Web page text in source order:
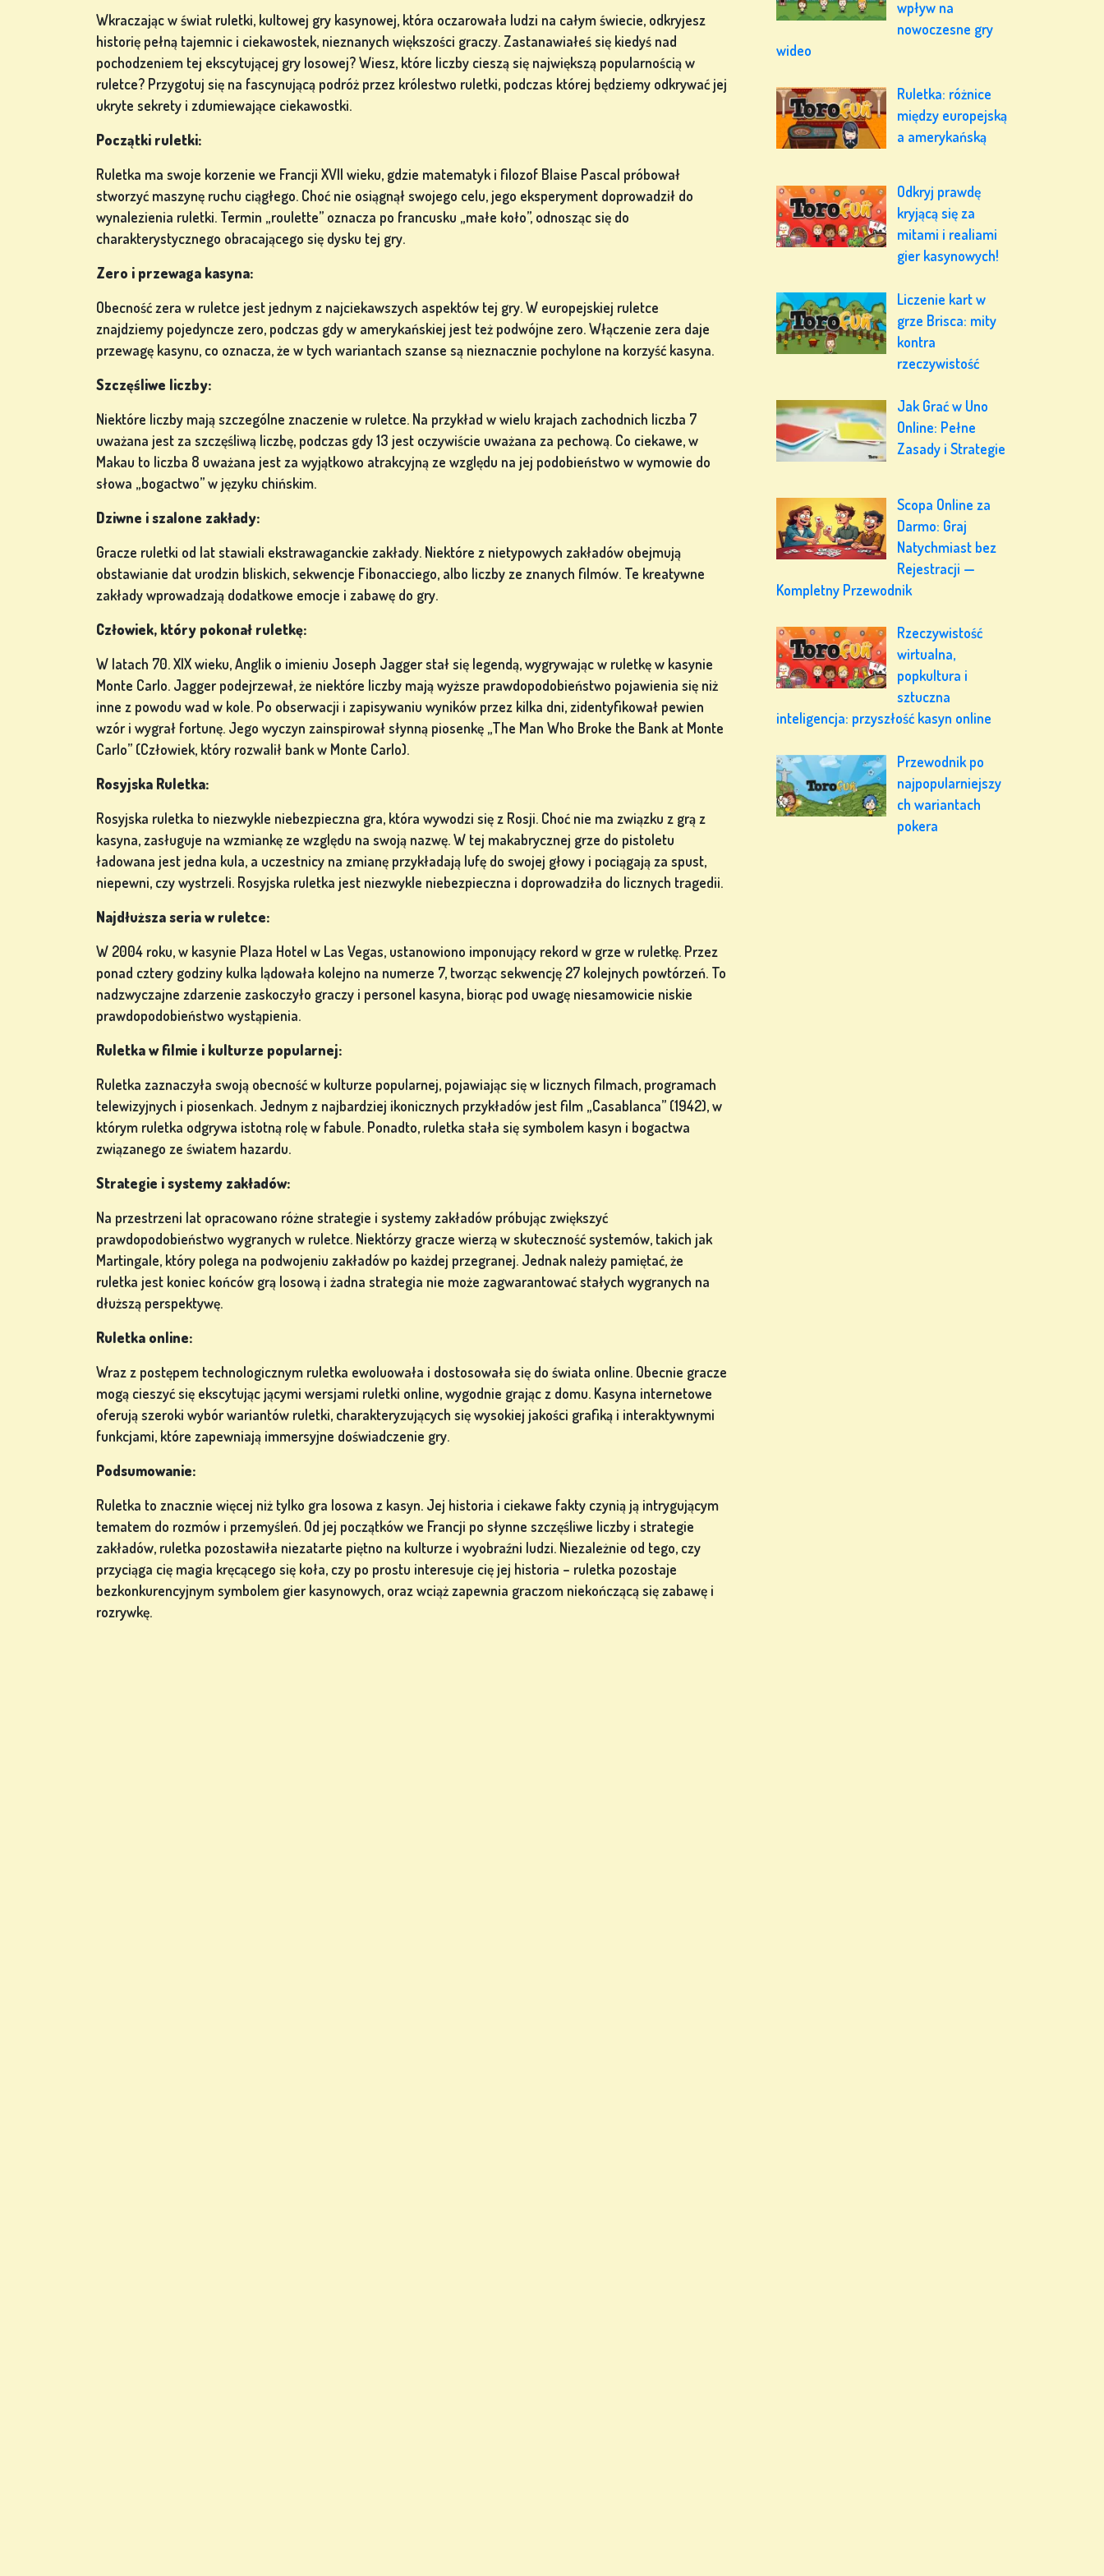
PLANSZOWE
AUTOMATÓW
KLASYFIKACJA
Wkraczając w świat ruletki, kultowej gry kasynowej, która oczarowała ludzi na całym świecie, odkryjesz
historię pełną tajemnic i ciekawostek, nieznanych większości graczy. Zastanawiałeś się kiedyś nad
pochodzeniem tej ekscytującej gry losowej? Wiesz, które liczby cieszą się największą popularnością w
ruletce? Przygotuj się na fascynującą podróż przez królestwo ruletki, podczas której będziemy odkrywać jej
ukryte sekrety i zdumiewające ciekawostki.
Początki ruletki:
Ruletka ma swoje korzenie we Francji XVII wieku, gdzie matematyk i filozof Blaise Pascal próbował
stworzyć maszynę ruchu ciągłego. Choć nie osiągnął swojego celu, jego eksperyment doprowadził do
wynalezienia ruletki. Termin „roulette” oznacza po francusku „małe koło”, odnosząc się do
charakterystycznego obracającego się dysku tej gry.
Zero i przewaga kasyna:
Obecność zera w ruletce jest jednym z najciekawszych aspektów tej gry. W europejskiej ruletce
znajdziemy pojedyncze zero, podczas gdy w amerykańskiej jest też podwójne zero. Włączenie zera daje
przewagę kasynu, co oznacza, że w tych wariantach szanse są nieznacznie pochylone na korzyść kasyna.
Szczęśliwe liczby:
Niektóre liczby mają szczególne znaczenie w ruletce. Na przykład w wielu krajach zachodnich liczba 7
uważana jest za szczęśliwą liczbę, podczas gdy 13 jest oczywiście uważana za pechową. Co ciekawe, w
Makau to liczba 8 uważana jest za wyjątkowo atrakcyjną ze względu na jej podobieństwo w wymowie do
słowa „bogactwo” w języku chińskim.
Dziwne i szalone zakłady:
Gracze ruletki od lat stawiali ekstrawaganckie zakłady. Niektóre z nietypowych zakładów obejmują
obstawianie dat urodzin bliskich, sekwencje Fibonacciego, albo liczby ze znanych filmów. Te kreatywne
zakłady wprowadzają dodatkowe emocje i zabawę do gry.
Człowiek, który pokonał ruletkę:
W latach 70. XIX wieku, Anglik o imieniu Joseph Jagger stał się legendą, wygrywając w ruletkę w kasynie
Monte Carlo. Jagger podejrzewał, że niektóre liczby mają wyższe prawdopodobieństwo pojawienia się niż
inne z powodu wad w kole. Po obserwacji i zapisywaniu wyników przez kilka dni, zidentyfikował pewien
wzór i wygrał fortunę. Jego wyczyn zainspirował słynną piosenkę „The Man Who Broke the Bank at Monte
Carlo” (Człowiek, który rozwalił bank w Monte Carlo).
Rosyjska Ruletka:
Rosyjska ruletka to niezwykle niebezpieczna gra, która wywodzi się z Rosji. Choć nie ma związku z grą z
kasyna, zasługuje na wzmiankę ze względu na swoją nazwę. W tej makabrycznej grze do pistoletu
ładowana jest jedna kula, a uczestnicy na zmianę przykładają lufę do swojej głowy i pociągają za spust,
niepewni, czy wystrzeli. Rosyjska ruletka jest niezwykle niebezpieczna i doprowadziła do licznych tragedii.
Najdłuższa seria w ruletce:
W 2004 roku, w kasynie Plaza Hotel w Las Vegas, ustanowiono imponujący rekord w grze w ruletkę. Przez
ponad cztery godziny kulka lądowała kolejno na numerze 7, tworząc sekwencję 27 kolejnych powtórzeń. To
nadzwyczajne zdarzenie zaskoczyło graczy i personel kasyna, biorąc pod uwagę niesamowicie niskie
prawdopodobieństwo wystąpienia.
Ruletka w filmie i kulturze popularnej:
Ruletka zaznaczyła swoją obecność w kulturze popularnej, pojawiając się w licznych filmach, programach
telewizyjnych i piosenkach. Jednym z najbardziej ikonicznych przykładów jest film „Casablanca” (1942), w
którym ruletka odgrywa istotną rolę w fabule. Ponadto, ruletka stała się symbolem kasyn i bogactwa
związanego ze światem hazardu.
Strategie i systemy zakładów:
Na przestrzeni lat opracowano różne strategie i systemy zakładów próbując zwiększyć
prawdopodobieństwo wygranych w ruletce. Niektórzy gracze wierzą w skuteczność systemów, takich jak
Martingale, który polega na podwojeniu zakładów po każdej przegranej. Jednak należy pamiętać, że
ruletka jest koniec końców grą losową i żadna strategia nie może zagwarantować stałych wygranych na
dłuższą perspektywę.
Ruletka online:
Wraz z postępem technologicznym ruletka ewoluowała i dostosowała się do świata online. Obecnie gracze
mogą cieszyć się ekscytując jącymi wersjami ruletki online, wygodnie grając z domu. Kasyna internetowe
oferują szeroki wybór wariantów ruletki, charakteryzujących się wysokiej jakości grafiką i interaktywnymi
funkcjami, które zapewniają immersyjne doświadczenie gry.
Podsumowanie:
Ruletka to znacznie więcej niż tylko gra losowa z kasyn. Jej historia i ciekawe fakty czynią ją intrygującym
tematem do rozmów i przemyśleń. Od jej początków we Francji po słynne szczęśliwe liczby i strategie
zakładów, ruletka pozostawiła niezatarte piętno na kulturze i wyobraźni ludzi. Niezależnie od tego, czy
przyciąga cię magia kręcącego się koła, czy po prostu interesuje cię jej historia – ruletka pozostaje
bezkonkurencyjnym symbolem gier kasynowych, oraz wciąż zapewnia graczom niekończącą się zabawę i
rozrywkę.
wpływ na
nowoczesne gry
wideo
Ruletka: różnice
między europejską
a amerykańską
Odkryj prawdę
kryjącą się za
mitami i realiami
gier kasynowych!
Liczenie kart w
grze Brisca: mity
kontra
rzeczywistość
Jak Grać w Uno
Online: Pełne
Zasady i Strategie
Scopa Online za
Darmo: Graj
Natychmiast bez
Rejestracji —
Kompletny Przewodnik
Rzeczywistość
wirtualna,
popkultura i
sztuczna
inteligencja: przyszłość kasyn online
Przewodnik po
najpopularniejszy
ch wariantach
pokera